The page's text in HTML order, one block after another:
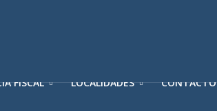
FISCAL LOCALIDADES CONTACTO